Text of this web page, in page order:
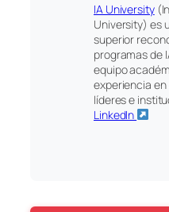
IA University
University) es
superior
programas de
equipo
experiencia
líderes e
LinkedIn